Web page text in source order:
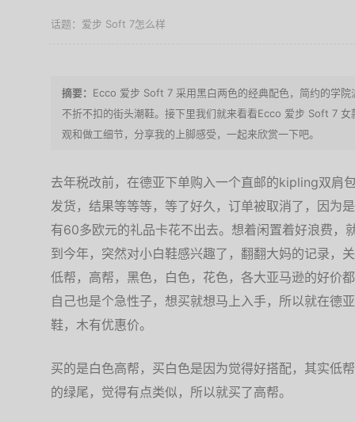
爱步 Soft 7怎么样
Ecco 爱步 Soft 7 采用黑白两色的经典配色，简约的学
不折不扣的街头潮鞋。接下里我们就来看看Ecco 爱步 Soft 7
观和做工细节，分享我的上脚感受，一起来欣赏一下吧。
去年税改前，在德亚下单购入一个直邮的kipling双肩
发货，结果等等等，等了好久，订单被取消了，因为
有60多欧元的礼品卡花不出去。想着闲置着好浪费，
到今年，突然对小白鞋感兴趣了，翻翻大妈的记录，
低帮，高帮，黑色，白色，花色，各大亚马逊的好价
自己也是个急性子，想买就想马上入手，所以就在德
鞋，木有优惠价。
买的是白色高帮，买白色是因为觉得好搭配，其实低
的绿尾，觉得有点类似，所以就买了高帮。